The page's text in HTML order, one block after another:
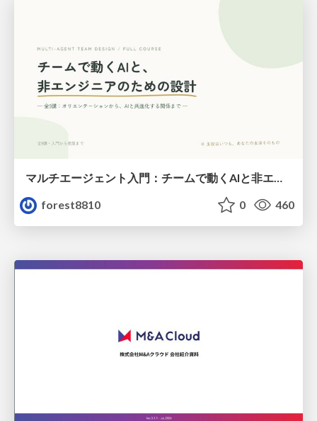
マルチエージェント入門：チームで動くAIと非エンジニアのための設計（Claude Code）
forest8810
0 460